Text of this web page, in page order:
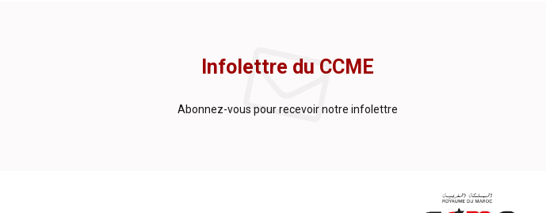
Infolettre du CCME
Abonnez-vous pour recevoir notre infolettre